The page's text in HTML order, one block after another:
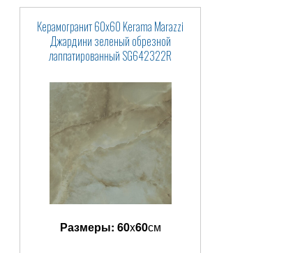
Керамогранит 60x60 Kerama Marazzi
Джардини зеленый обрезной
лаппатированный SG642322R
Размеры: 60x60см